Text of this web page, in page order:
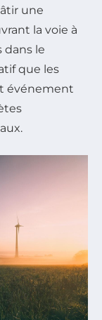
une
la voie à
dans le
que les
événement